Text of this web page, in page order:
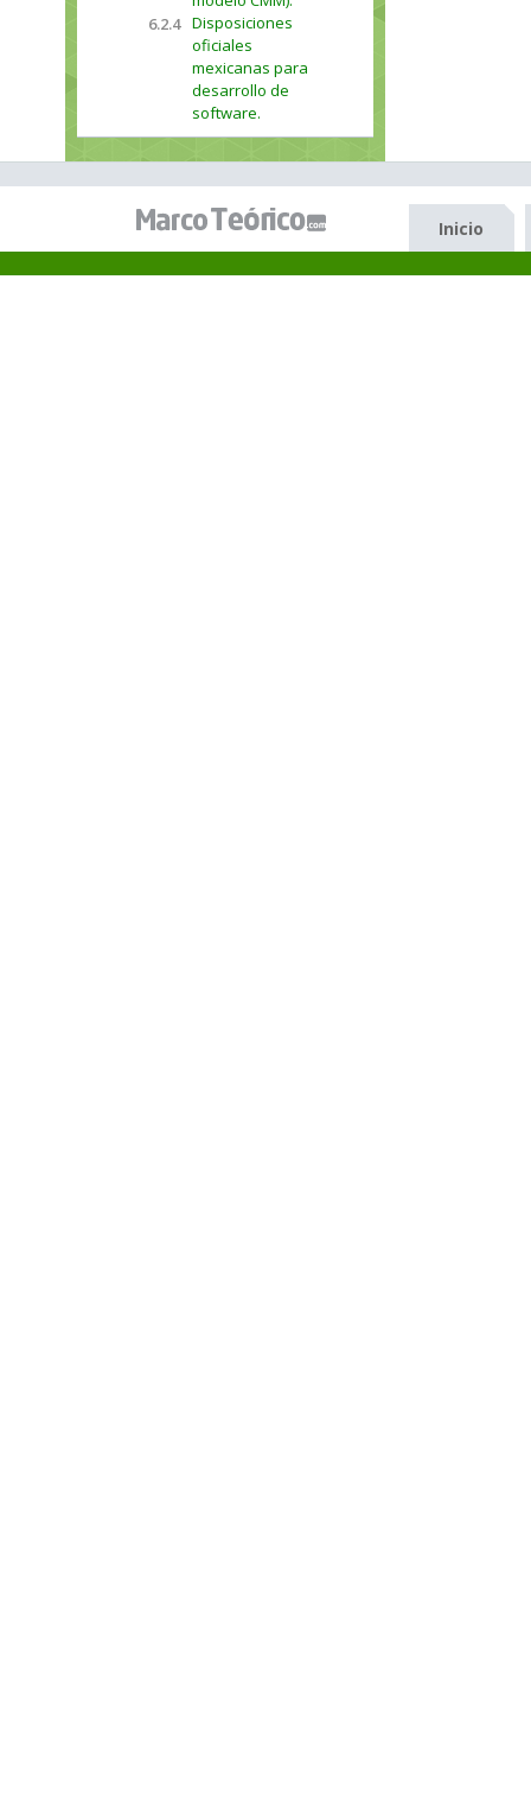
6.2.4 Disposiciones
oficiales
mexicanas para
desarrollo de
software.
Inicio